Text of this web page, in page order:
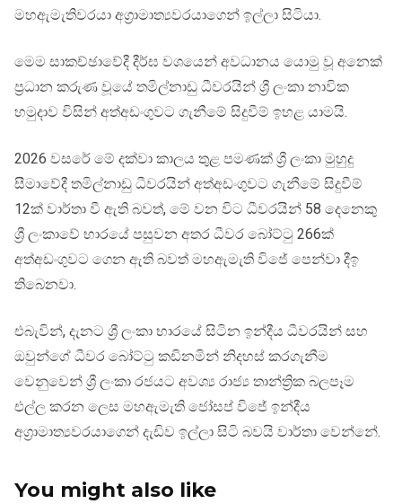
මහඇමැතිවරයා අග්‍රාමාත්‍යවරයාගෙන් ඉල්ලා සිටියා.
මෙම සාකච්ඡාවේදී දීර්ඝ වශයෙන් අවධානය යොමු වූ අනෙක්
ප්‍රධාන කරුණ වූයේ තමිල්නාඩු ධීවරයින් ශ්‍රී ලංකා නාවික
හමුදාව විසින් අත්අඩංගුවට ගැනීමේ සිදුවීම් ඉහළ යාමයි.
2026 වසරේ මේ දක්වා කාලය තුළ පමණක් ශ්‍රී ලංකා මුහුදු
සීමාවේදී තමිල්නාඩු ධීවරයින් අත්අඩංගුවට ගැනීමේ සිදුවීම්
12ක් වාර්තා වී ඇති බවත්, මේ වන විට ධීවරයින් 58 දෙනෙකු
ශ්‍රී ලංකාවේ භාරයේ පසුවන අතර ධීවර බෝට්ටු 266ක්
අත්අඩංගුවට ගෙන ඇති බවත් මහඇමැති විජේ පෙන්වා දීඉ
තිබෙනවා.
එබැවින්, දැනට ශ්‍රී ලංකා භාරයේ සිටින ඉන්දීය ධීවරයින් සහ
ඔවුන්ගේ ධීවර බෝට්ටු කඩිනමින් නිදහස් කරගැනීම
වෙනුවෙන් ශ්‍රී ලංකා රජයට අවශ්‍ය රාජ්‍ය තාන්ත්‍රික බලපෑම
එල්ල කරන ලෙස මහඇමැති ජෝසප් විජේ ඉන්දීය
අග්‍රාමාත්‍යවරයාගෙන් දැඩිව ඉල්ලා සිටි බවයි වාර්තා වෙන්නේ.
You might also like